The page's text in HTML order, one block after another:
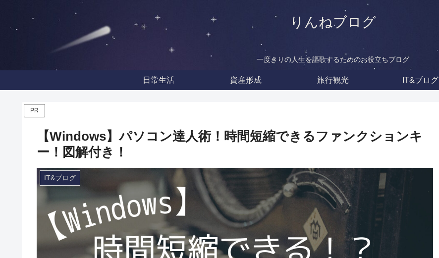
りんねブログ
一度きりの人生を謳歌するためのお役立ちブログ
日常生活 資産形成 旅行観光 IT&ブログ
PR
【Windows】パソコン達人術！時間短縮できるファンクションキ
ー！図解付き！
IT&ブログ